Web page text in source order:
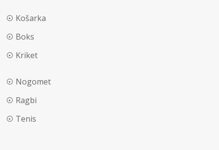
Košarka
Boks
Kriket
Nogomet
Ragbi
Tenis